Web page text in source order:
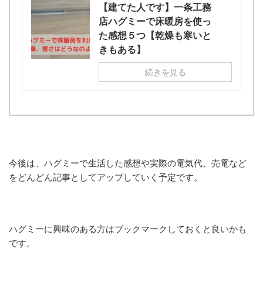
【建てた人です】一条工務
店ハグミーで床暖房を使っ
た感想５つ【乾燥も寒いと
きもある】
続きを見る
今後は、ハグミーで生活した感想や実際の電気代、売電など
をどんどん記事としてアップしていく予定です。
ハグミーに興味のある方はブックマークしておくと良いかも
です。